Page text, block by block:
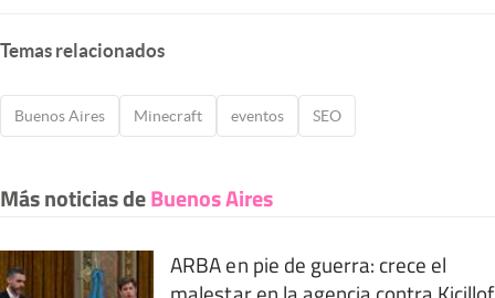
Temas relacionados
Buenos Aires Minecraft eventos SEO
Más noticias deBuenos Aires
ARBA en pie de guerra: crece el